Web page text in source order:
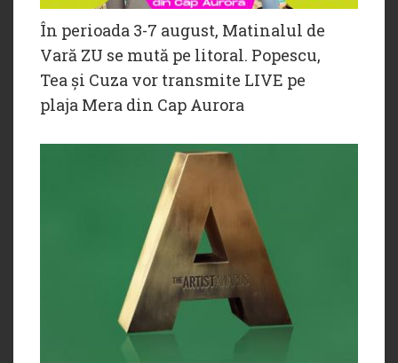
În perioada 3-7 august, Matinalul de
Vară ZU se mută pe litoral. Popescu,
Tea și Cuza vor transmite LIVE pe
plaja Mera din Cap Aurora